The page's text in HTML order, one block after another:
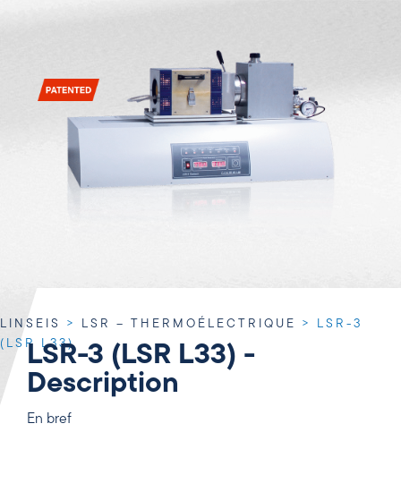
LINSEIS > LSR – THERMOÉLECTRIQUE >
LSR-3
(LSR L33)
LSR-3 (LSR L33) -
Description
En bref